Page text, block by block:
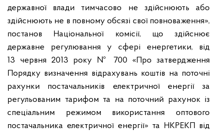
державної влади тимчасово не здійснюють або
здійснюють не в повному обсязі свої повноваження»,
постанов Національної комісії, що здійснює
державне регулювання у сфері енергетики, від
13 червня 2013 року № 700 «Про затвердження
Порядку визначення відрахувань коштів на поточні
рахунки постачальників електричної енергії за
регульованим тарифом та на поточний рахунок із
спеціальним режимом використання оптового
постачальника електричної енергії» та НКРЕКП від